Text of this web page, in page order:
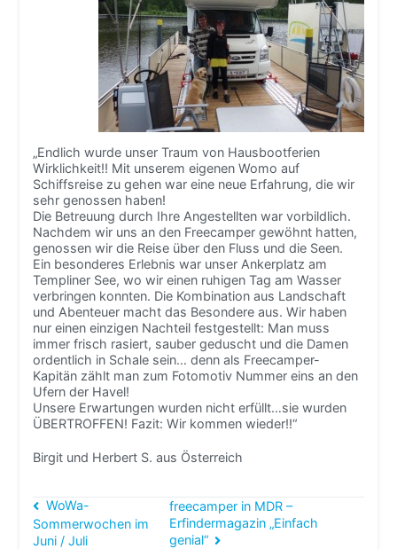
„Endlich wurde unser Traum von Hausbootferien
Wirklichkeit!! Mit unserem eigenen Womo auf
Schiffsreise zu gehen war eine neue Erfahrung, die wir
sehr genossen haben!
Die Betreuung durch Ihre Angestellten war vorbildlich.
Nachdem wir uns an den Freecamper gewöhnt hatten,
genossen wir die Reise über den Fluss und die Seen.
Ein besonderes Erlebnis war unser Ankerplatz am
Templiner See, wo wir einen ruhigen Tag am Wasser
verbringen konnten. Die Kombination aus Landschaft
und Abenteuer macht das Besondere aus. Wir haben
nur einen einzigen Nachteil festgestellt: Man muss
immer frisch rasiert, sauber geduscht und die Damen
ordentlich in Schale sein… denn als Freecamper-
Kapitän zählt man zum Fotomotiv Nummer eins an den
Ufern der Havel!
Unsere Erwartungen wurden nicht erfüllt…sie wurden
ÜBERTROFFEN! Fazit: Wir kommen wieder!!“
Birgit und Herbert S. aus Österreich
Beitragsnavigation
WoWa-
Sommerwochen im
Juni / Juli
freecamper in MDR –
Erfindermagazin „Einfach
genial“